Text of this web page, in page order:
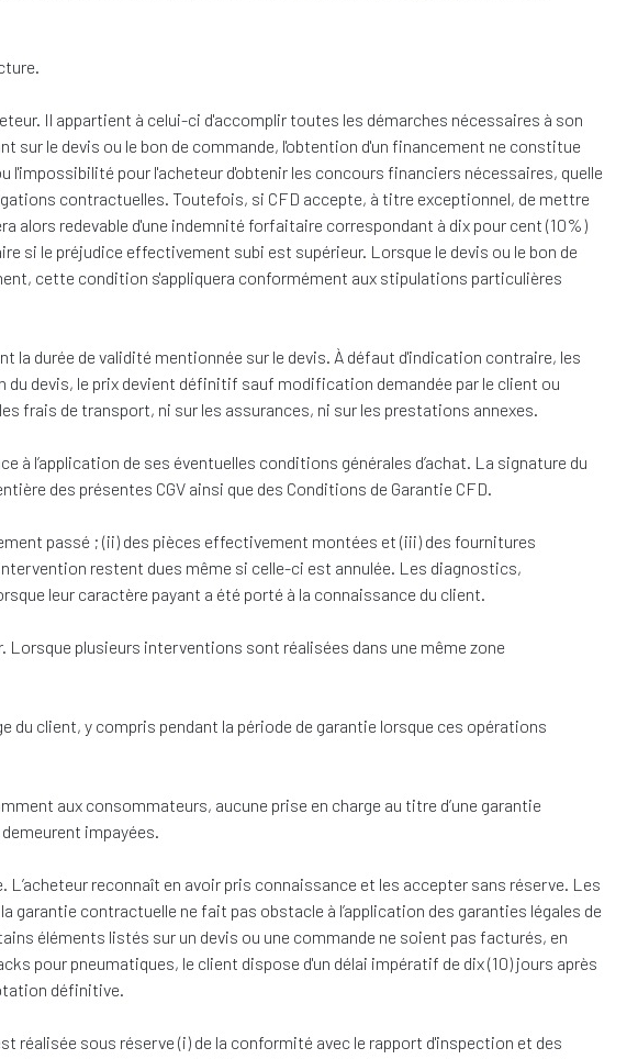
Il appartient à celui-ci d'accomplir toutes les démarches nécessaires à son
le devis ou le bon de commande, l'obtention d'un financement ne constitue
l'impossibilité pour l'acheteur d'obtenir les concours financiers nécessaires, quelle
contractuelles. Toutefois, si CFD accepte, à titre exceptionnel, de mettre
alors redevable d'une indemnité forfaitaire correspondant à dix pour cent (10%)
si le préjudice effectivement subi est supérieur. Lorsque le devis ou le bon de
cette condition s'appliquera conformément aux stipulations particulières
durée de validité mentionnée sur le devis. À défaut d'indication contraire, les
devis, le prix devient définitif sauf modification demandée par le client ou
frais de transport, ni sur les assurances, ni sur les prestations annexes.
à l’application de ses éventuelles conditions générales d’achat. La signature du
des présentes CGV ainsi que des Conditions de Garantie CFD.
passé ; (ii) des pièces effectivement montées et (iii) des fournitures
restent dues même si celle-ci est annulée. Les diagnostics,
leur caractère payant a été porté à la connaissance du client.
plusieurs interventions sont réalisées dans une même zone
client, y compris pendant la période de garantie lorsque ces opérations
aux consommateurs, aucune prise en charge au titre d’une garantie
impayées.
reconnaît en avoir pris connaissance et les accepter sans réserve. Les
contractuelle ne fait pas obstacle à l’application des garanties légales de
éléments listés sur un devis ou une commande ne soient pas facturés, en
pour pneumatiques, le client dispose d'un délai impératif de dix (10) jours après
définitive.
réalisée sous réserve (i) de la conformité avec le rapport d'inspection et des